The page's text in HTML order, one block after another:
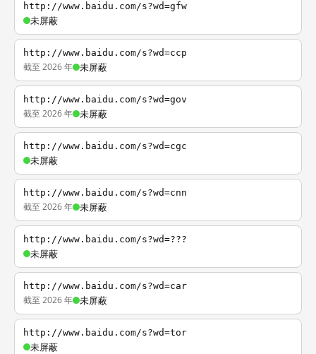
http://www.baidu.com/s?wd=gfw
未屏蔽
http://www.baidu.com/s?wd=ccp
截至 2026 年 未屏蔽
http://www.baidu.com/s?wd=gov
截至 2026 年 未屏蔽
http://www.baidu.com/s?wd=cgc
未屏蔽
http://www.baidu.com/s?wd=cnn
截至 2026 年 未屏蔽
http://www.baidu.com/s?wd=???
未屏蔽
http://www.baidu.com/s?wd=car
截至 2026 年 未屏蔽
http://www.baidu.com/s?wd=tor
未屏蔽